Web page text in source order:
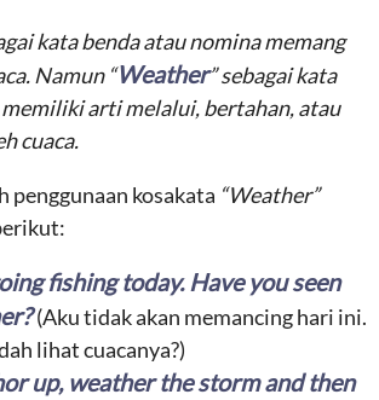
kata benda atau nomina memang
Namun “Weather” sebagai kata
arti melalui, bertahan, atau
cuaca.
penggunaan kosakata “Weather”
fishing today. Have you seen
?(Aku tidak akan memancing hari ini.
lihat cuacanya?)
up, weather the storm and then